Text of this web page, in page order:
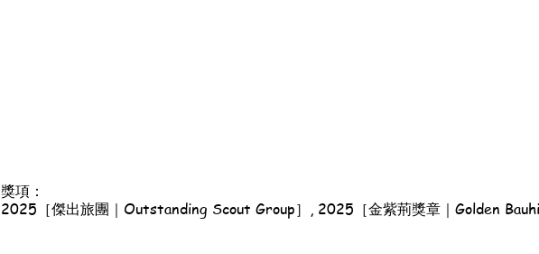
獎項：
2025［傑出旅團｜Outstanding Scout Group］, 2025［金紫荊獎章｜Golden